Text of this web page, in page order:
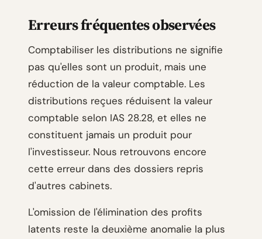
Erreurs fréquentes observées
Comptabiliser les distributions ne signifie
pas qu'elles sont un produit, mais une
réduction de la valeur comptable. Les
distributions reçues réduisent la valeur
comptable selon IAS 28.28, et elles ne
constituent jamais un produit pour
l'investisseur. Nous retrouvons encore
cette erreur dans des dossiers repris
d'autres cabinets.
L'omission de l'élimination des profits
latents reste la deuxième anomalie la plus